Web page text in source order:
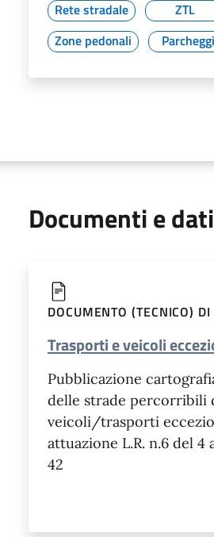
Rete stradale
ZTL
Zone pedonali
Parcheggi
Documenti e dati
DOCUMENTO (TECNICO) DI
Trasporti e veicoli
Pubblicazione
delle strade percorribili
veicoli/trasporti
attuazione L.R. n.6 del 4
42